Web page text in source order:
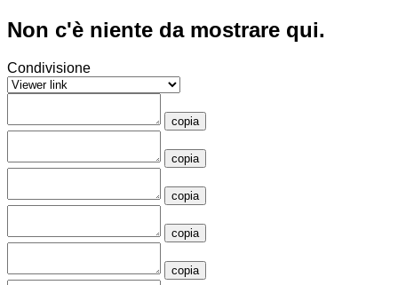
Non c'è niente da mostrare qui.
Condivisione
copia
copia
copia
copia
copia